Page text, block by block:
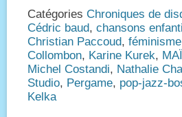
Catégories Chroniques de
Cédric baud, chansons
Christian Paccoud,
Collombon, Karine Kurek, MAÏ
Michel Costandi, Nathalie
Studio, Pergame, pop-jazz-
Kelka